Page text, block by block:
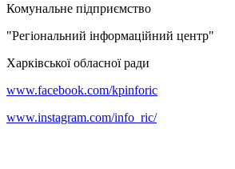
Комунальне підприємство
"Регіональний інформаційний центр"
Харківської обласної ради
www.facebook.com/kpinforic
www.instagram.com/info_ric/